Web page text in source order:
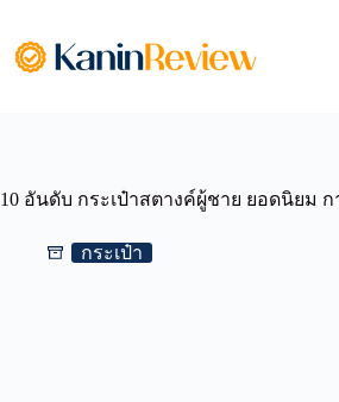
content
10 อันดับ กระเป๋าสตางค์ผู้ชาย ยอดนิยม
กระเป๋า